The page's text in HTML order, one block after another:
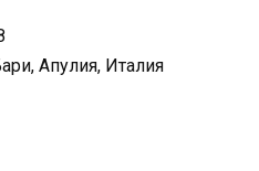
Апулия, Италия